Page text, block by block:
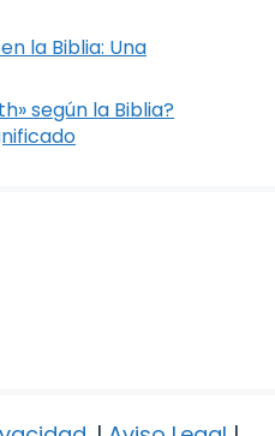
la Biblia: Una
según la Biblia?